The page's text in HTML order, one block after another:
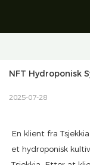
NFT Hydroponisk
2025-07-28
En klient fra
et hydroponisk